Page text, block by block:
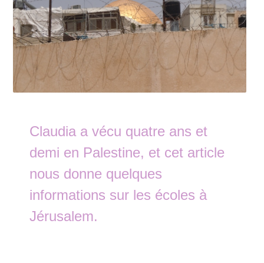
Claudia a vécu quatre ans et
demi en Palestine, et cet article
nous donne quelques
informations sur les écoles à
Jérusalem.